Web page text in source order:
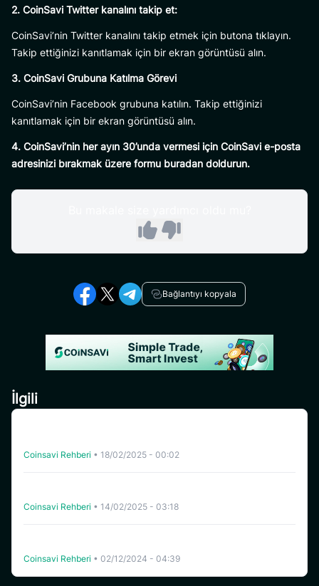
2. CoinSavi Twitter kanalını takip et:
CoinSavi’nin Twitter kanalını takip etmek için butona tıklayın.
Takip ettiğinizi kanıtlamak için bir ekran görüntüsü alın.
3. CoinSavi Grubuna Katılma Görevi
CoinSavi’nin Facebook grubuna katılın. Takip ettiğinizi
kanıtlamak için bir ekran görüntüsü alın.
4. CoinSavi’nin her ayın 30’unda vermesi için CoinSavi e-posta
adresinizi bırakmak üzere formu buradan doldurun.
Bağlantıyı kopyala
İlgili
Coinsavi Rehberi • 18/02/2025 - 00:02
Coinsavi Rehberi • 14/02/2025 - 03:18
Coinsavi Rehberi • 02/12/2024 - 04:39